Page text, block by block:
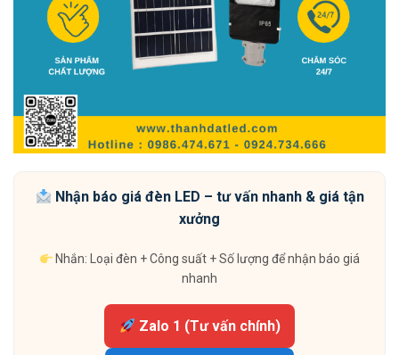
Nhận báo giá đèn LED – tư vấn nhanh & giá tận
xưởng
Nhắn: Loại đèn + Công suất + Số lượng để nhận báo giá
nhanh
Zalo 1 (Tư vấn chính)